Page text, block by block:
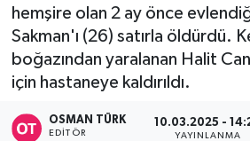
hemşire olan 2 ay önce
Sakman'ı (26) satırla öldürdü.
boğazından yaralanan Halit
için hastaneye kaldırıldı.
OSMAN TÜRK
EDITÖR
10.03.2025 -
YAYINLANMA